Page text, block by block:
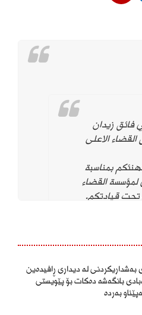
فائق زيدان
الاعلى
بمناسبة
لمؤسسة القضاء
تحت قيادتكم.
السلمي
على…
بەشداریکردنی لە دیداری ڕافیدەین
بانگەشە دەکات بۆ پێویستی
بەردە